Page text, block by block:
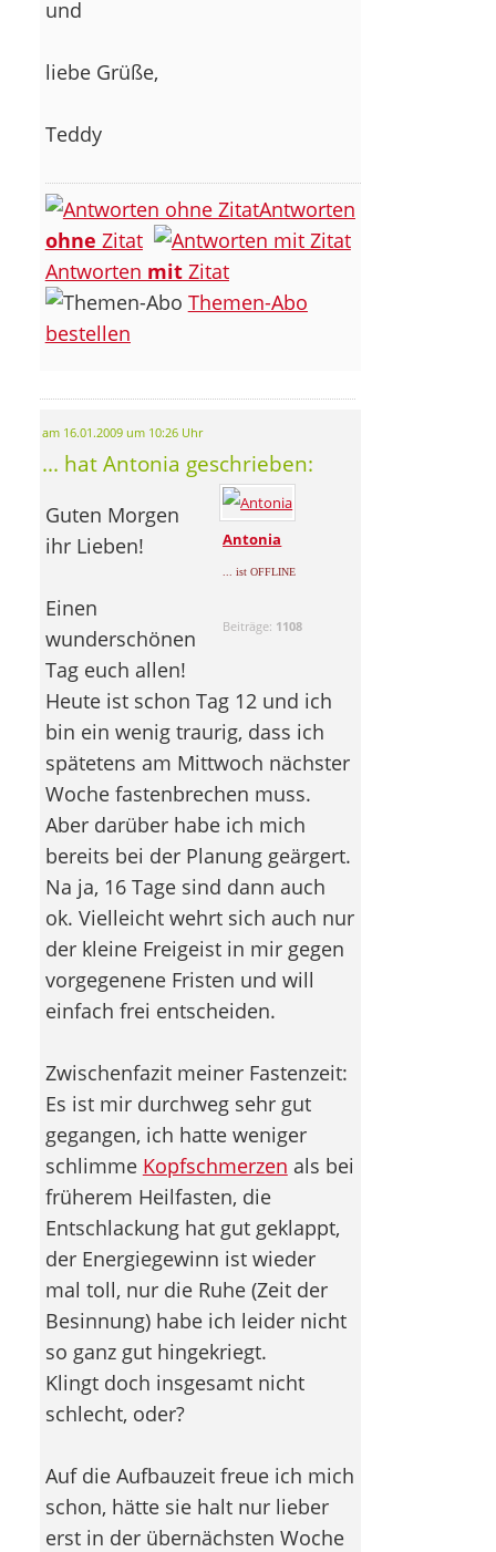
und
liebe Grüße,
Teddy
Antworten
ohne Zitat
Antworten mitZitat
Themen-Abo
bestellen
am 16.01.2009 um 10:26 Uhr
... hat Antonia geschrieben:
Antonia
... ist OFFLINE
Beiträge: 1108
Guten Morgen
ihr Lieben!
Einen
wunderschönen
Tag euch allen!
Heute ist schon Tag 12 und ich
bin ein wenig traurig, dass ich
spätetens am Mittwoch nächster
Woche fastenbrechen muss.
Aber darüber habe ich mich
bereits bei der Planung geärgert.
Na ja, 16 Tage sind dann auch
ok. Vielleicht wehrt sich auch nur
der kleine Freigeist in mir gegen
vorgegenene Fristen und will
einfach frei entscheiden.
Zwischenfazit meiner Fastenzeit:
Es ist mir durchweg sehr gut
gegangen, ich hatte weniger
schlimme Kopfschmerzen als bei
früherem Heilfasten, die
Entschlackung hat gut geklappt,
der Energiegewinn ist wieder
mal toll, nur die Ruhe (Zeit der
Besinnung) habe ich leider nicht
so ganz gut hingekriegt.
Klingt doch insgesamt nicht
schlecht, oder?
Auf die Aufbauzeit freue ich mich
schon, hätte sie halt nur lieber
erst in der übernächsten Woche